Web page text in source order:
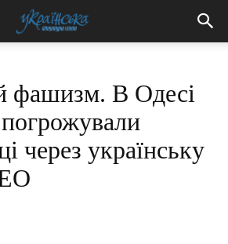
фашизм. В Одесі
через українську